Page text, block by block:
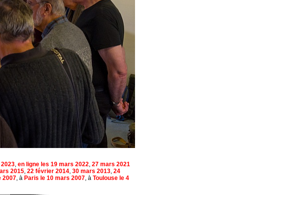
, en ligne les 19 mars 2022, 27 mars 2021
2015, 22 février 2014, 30 mars 2013, 24
2007, à Paris le 10 mars 2007, à Toulouse le 4